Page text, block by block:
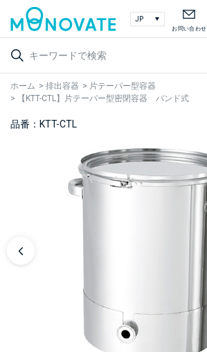
お問い合わせ
ホーム > 排出容器 > 片テーパー型容器
>
【KTT-CTL】片テーパー型密閉容器 バンド式
品番：KTT-CTL